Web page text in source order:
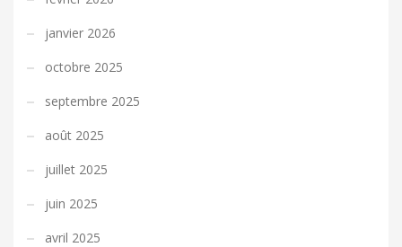
janvier 2026
octobre 2025
septembre 2025
août 2025
juillet 2025
juin 2025
avril 2025